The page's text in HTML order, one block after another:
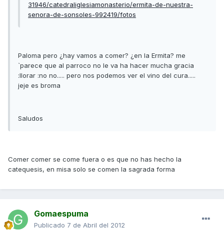
31946/catedraliglesiamonasterio/ermita-de-nuestra-
senora-de-sonsoles-992419/fotos
Paloma pero ¿hay vamos a comer? ¿en la Ermita? me
`parece que al parroco no le va ha hacer mucha gracia
:llorar :no no..... pero nos podemos ver el vino del cura.....
jeje es broma
Saludos
Comer comer se come fuera o es que no has hecho la
catequesis, en misa solo se comen la sagrada forma
Gomaespuma
Publicado 7 de Abril del 2012